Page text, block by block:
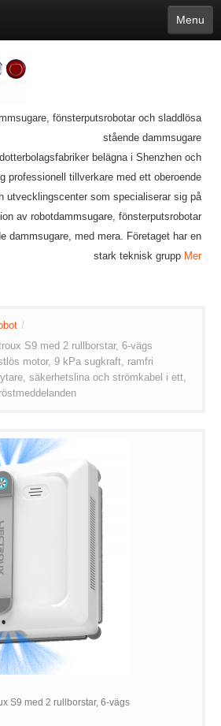
Menu
日本語
Mongolian bāṅlā Norsk
Türkçe
íslenska
Bulgarian Ukrainian Slovenčina
fönsterputsrobotar och sladdlösa
stående dammsugare
belägna i Shenzhen och
professionell tillverkare med ett oberoende
utvecklingscenter som specialiserar sig på
av robotdammsugare, fönsterputsrobotar
dammsugare, med mera. Företaget har en
stark teknisk grupp Mer
/
S9 med 2 rullborstar, 6-vägs
motor, 9 kPa sugkraft, ramfri
säkerhetslina och strömkabel i ett,
S9 med 2 rullborstar, 6-vägs